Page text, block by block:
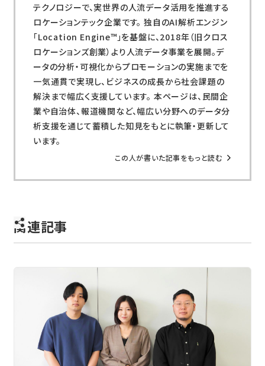
テクノロジーで、実世界の人流データ活用を推進する
ロケーションテック企業です。 独自のAI解析エンジン
「Location Engine™」を基盤に、2018年（旧クロス
ロケーションズ創業）より人流データ事業を展開。デ
ータの分析・可視化からプロモーションの実施までを
一気通貫で実現し、ビジネスの成長から社会課題の
解決まで幅広く支援しています。 本ページは、民間企
業や自治体、報道機関など、幅広い分野へのデータ分
析支援を通じて蓄積した知見をもとに執筆・更新して
います。
この人が書いた記事をもっと読む
関連記事